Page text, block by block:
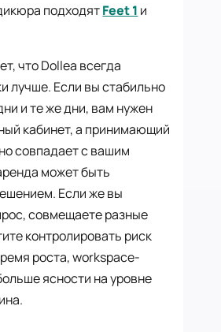
подходятFeet 1 и
что Dollea всегда
лучше. Если вы стабильно
и те же дни, вам нужен
кабинет, а принимающий
совпадает с вашим
может быть
Если же вы
совмещаете разные
контролировать риск
роста, workspace-
ясности на уровне